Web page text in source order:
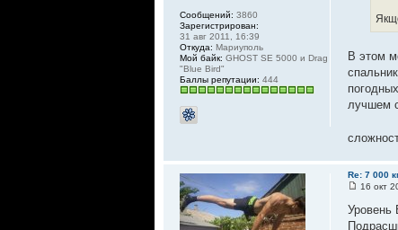
В этом
лучшем
Сообщений: 3860
Зарегистрирован:
31 авг 2011, 16:39
Откуда: Мариуполь
Мой байк: GHOST SE 5000 и Drag
"Blue Bird"
Баллы репутации: 444
Re: 7 000
16 окт
Уровень